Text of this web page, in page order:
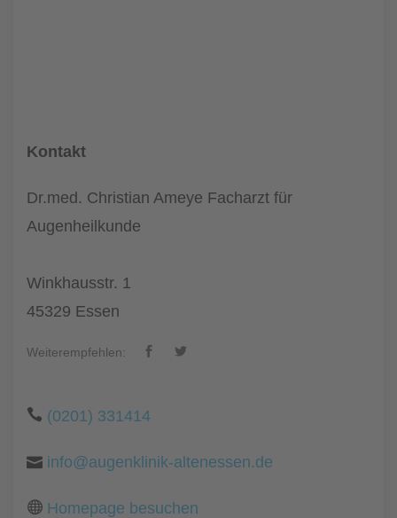
Kontakt
Dr.med. Christian Ameye Facharzt für
Augenheilkunde
Winkhausstr. 1
45329 Essen
Weiterempfehlen:
(0201) 331414
info@augenklinik-altenessen.de
Homepage besuchen